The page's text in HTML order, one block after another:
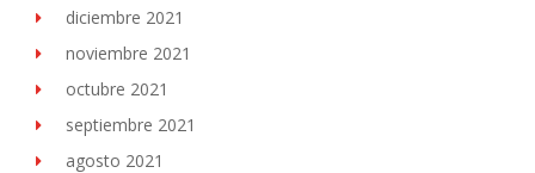
diciembre 2021
noviembre 2021
octubre 2021
septiembre 2021
agosto 2021